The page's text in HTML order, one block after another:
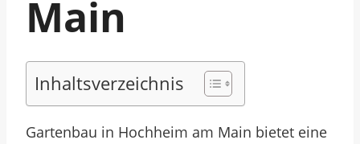
Main
Inhaltsverzeichnis
Gartenbau in Hochheim am Main bietet eine